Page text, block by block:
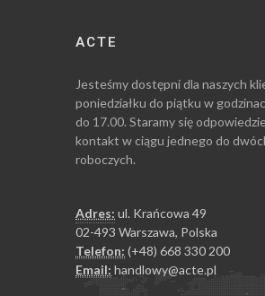
ACTE
Jesteśmy dostępni dla naszych
poniedziałku do piątku w
do 17.00. Staramy się
kontakt w ciągu jednego do
roboczych.
Adres: ul. Krańcowa 49
02-493 Warszawa, Polska
Telefon: (+48) 668 330 200
Email: handlowy@acte.pl